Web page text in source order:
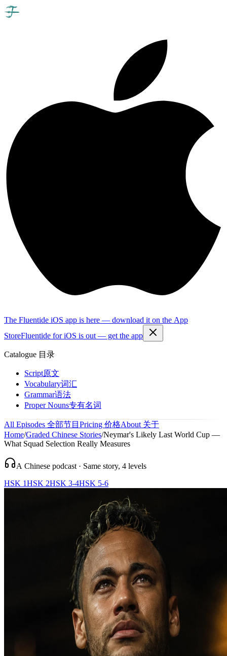
The Fluentide iOS app is here — download it on the App
StoreFluentide for iOS is out — get the app
Catalogue 目录
Script原文
Vocabulary词汇
Grammar语法
Proper Nouns专有名词
All Episodes 全部节目 Pricing 价格About 关于
Home/Graded Chinese Stories/Neymar's Likely Last World Cup —
What Squad Selection Really Measures
A Chinese podcast · Same story, 4 levels
HSK 1HSK 2HSK 3-4HSK 5-6